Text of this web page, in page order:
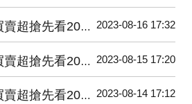
搶先看20230816 2023-08-16 17:32
搶先看20230815 2023-08-15 17:20
搶先看20230814 2023-08-14 17:12